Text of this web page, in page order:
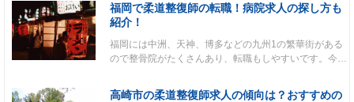
福岡で柔道整復師の転職！病院求人の探し方も
紹介！
福岡には中洲、天神、博多などの九州1の繁華街がある
ので整骨院がたくさんあり、転職もしやすいです。今…
高崎市の柔道整復師求人の傾向は？おすすめの